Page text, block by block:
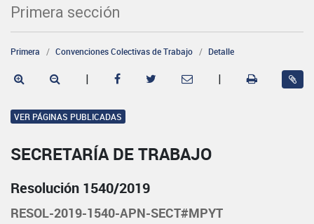
Primera sección
Primera Convenciones Colectivas de Trabajo Detalle
| |
VER PÁGINAS PUBLICADAS
SECRETARÍA DE TRABAJO
Resolución 1540/2019
RESOL-2019-1540-APN-SECT#MPYT